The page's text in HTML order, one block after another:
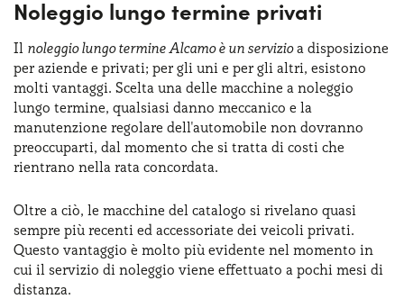
Noleggio lungo termine privati
Il noleggio lungo termine Alcamo è un servizioa disposizione
per aziende e privati; per gli uni e per gli altri, esistono
molti vantaggi. Scelta una delle macchine a noleggio
lungo termine, qualsiasi danno meccanico e la
manutenzione regolare dell'automobile non dovranno
preoccuparti, dal momento che si tratta di costi che
rientrano nella rata concordata.
Oltre a ciò, le macchine del catalogo si rivelano quasi
sempre più recenti ed accessoriate dei veicoli privati.
Questo vantaggio è molto più evidente nel momento in
cui il servizio di noleggio viene effettuato a pochi mesi di
distanza.